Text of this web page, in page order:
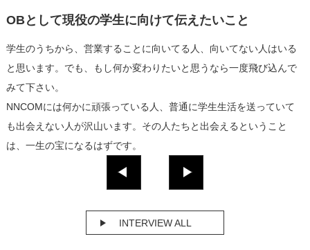
OBとして現役の学生に向けて伝えたいこと
学生のうちから、営業することに向いてる人、向いてない人はいる
と思います。でも、もし何か変わりたいと思うなら一度飛び込んで
みて下さい。
NNCOMには何かに頑張っている人、普通に学生生活を送っていて
も出会えない人が沢山います。その人たちと出会えるということ
は、一生の宝になるはずです。
INTERVIEW ALL